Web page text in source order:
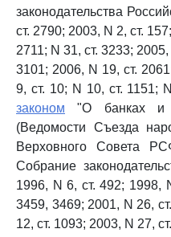
законодательства
ст. 2790; 2003, N 2, ст.
2711; N 31, ст. 3233;
3101; 2006, N 19, ст.
9, ст. 10; N 10, ст. 1151;
законом "О банках и
(Ведомости Съезда
Верховного Совета
Собрание
1996, N 6, ст. 492; 1998,
3459, 3469; 2001, N 26,
12, ст. 1093; 2003, N 27,